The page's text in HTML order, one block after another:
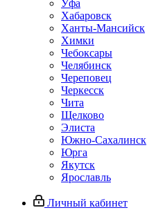
Уфа
Хабаровск
Ханты-Мансийск
Химки
Чебоксары
Челябинск
Череповец
Черкесск
Чита
Щелково
Элиста
Южно-Сахалинск
Юрга
Якутск
Ярославль
Личный кабинет